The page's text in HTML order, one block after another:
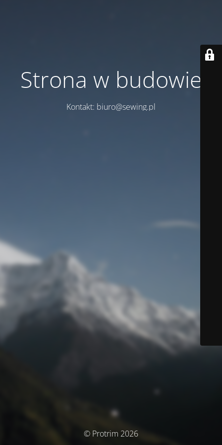
Strona w budowie
Kontakt: biuro@sewing.pl
© Protrim 2026